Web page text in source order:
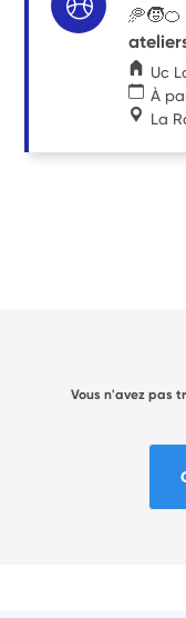
Uc
À
La
Vous n'avez pas